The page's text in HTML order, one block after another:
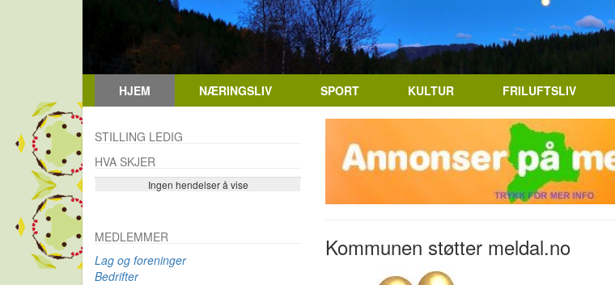
HJEM NÆRINGSLIV SPORT KULTUR FRILUFTSLIV
Kommunen støtter meldal.no
STILLING LEDIG
HVA SKJER
Ingen hendelser å vise
Se flere…
MEDLEMMER
Lag og foreninger
Bedrifter